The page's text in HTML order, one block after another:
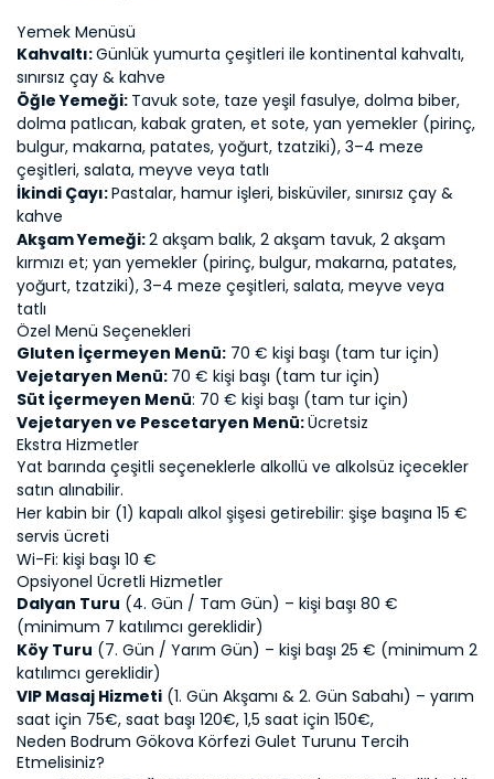
Yemek Menüsü
Kahvaltı: Günlük yumurta çeşitleri ile kontinental kahvaltı,
sınırsız çay & kahve
Öğle Yemeği: Tavuk sote, taze yeşil fasulye, dolma biber,
dolma patlıcan, kabak graten, et sote, yan yemekler (pirinç,
bulgur, makarna, patates, yoğurt, tzatziki), 3–4 meze
çeşitleri, salata, meyve veya tatlı
İkindi Çayı: Pastalar, hamur işleri, bisküviler, sınırsız çay &
kahve
Akşam Yemeği: 2 akşam balık, 2 akşam tavuk, 2 akşam
kırmızı et; yan yemekler (pirinç, bulgur, makarna, patates,
yoğurt, tzatziki), 3–4 meze çeşitleri, salata, meyve veya
tatlı
Özel Menü Seçenekleri
Gluten İçermeyen Menü: 70 € kişi başı (tam tur için)
Vejetaryen Menü: 70 € kişi başı (tam tur için)
Süt İçermeyen Menü: 70 € kişi başı (tam tur için)
Vejetaryen ve Pescetaryen Menü: Ücretsiz
Ekstra Hizmetler
Yat barında çeşitli seçeneklerle alkollü ve alkolsüz içecekler
satın alınabilir.
Her kabin bir (1) kapalı alkol şişesi getirebilir: şişe başına 15 €
servis ücreti
Wi-Fi: kişi başı 10 €
Opsiyonel Ücretli Hizmetler
Dalyan Turu (4. Gün / Tam Gün) – kişi başı 80 €
(minimum 7 katılımcı gereklidir)
Köy Turu (7. Gün / Yarım Gün) – kişi başı 25 € (minimum 2
katılımcı gereklidir)
VIP Masaj Hizmeti (1. Gün Akşamı & 2. Gün Sabahı) – yarım
saat için 75€, saat başı 120€, 1,5 saat için 150€,
Neden Bodrum Gökova Körfezi Gulet Turunu Tercih
Etmelisiniz?